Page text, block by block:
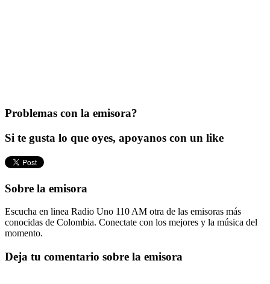
Problemas con la emisora?
Si te gusta lo que oyes, apoyanos con un like
Sobre la emisora
Escucha en linea Radio Uno 110 AM otra de las emisoras más
conocidas de Colombia. Conectate con los mejores y la música del
momento.
Deja tu comentario sobre la emisora